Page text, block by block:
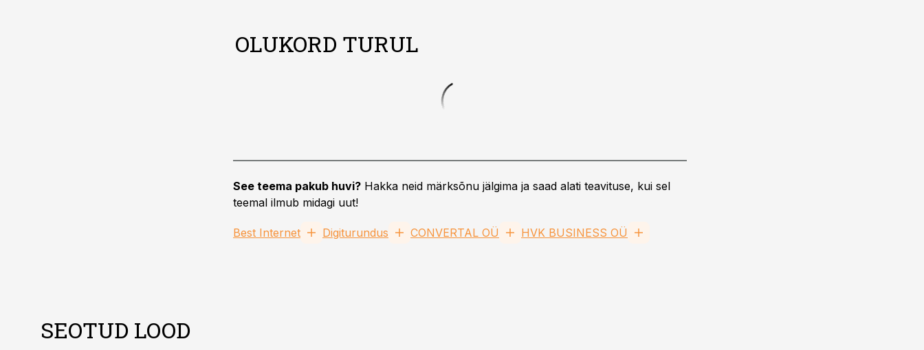
OLUKORD TURUL
See teema pakub huvi? Hakka neid märksõnu jälgima ja saad alati teavituse, kui sel
teemal ilmub midagi uut!
Best Internet Digiturundus CONVERTAL OÜ HVK BUSINESS OÜ
SEOTUD LOOD